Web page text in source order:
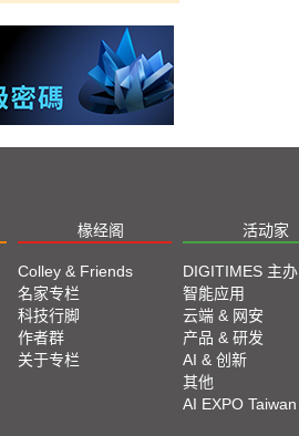
椽经阁 活动家
Colley & Friends
名家专栏
科技行脚
作者群
关于专栏
DIGITIMES 主办
智能应用
云端 & 网安
产品 & 研发
AI & 创新
其他
AI EXPO Taiwan